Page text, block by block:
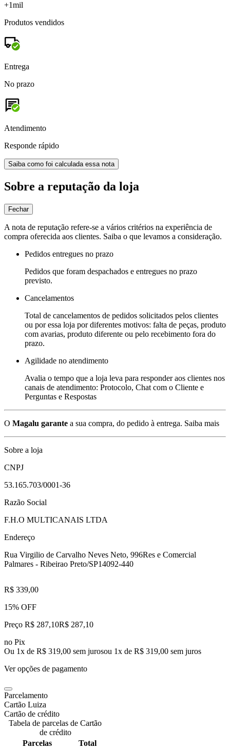
+1mil
Produtos vendidos
Entrega
No prazo
Atendimento
Responde rápido
Saiba como foi calculada essa nota
Sobre a reputação da loja
Fechar
A nota de reputação refere-se a vários critérios na experiência de
compra oferecida aos clientes. Saiba o que levamos a consideração.
Pedidos entregues no prazo
Pedidos que foram despachados e entregues no prazo
previsto.
Cancelamentos
Total de cancelamentos de pedidos solicitados pelos clientes
ou por essa loja por diferentes motivos: falta de peças, produto
com avarias, produto diferente ou pelo recebimento fora do
prazo.
Agilidade no atendimento
Avalia o tempo que a loja leva para responder aos clientes nos
canais de atendimento: Protocolo, Chat com o Cliente e
Perguntas e Respostas
O Magalu garante a sua compra, do pedido à entrega. Saiba mais
Sobre a loja
CNPJ
53.165.703/0001-36
Razão Social
F.H.O MULTICANAIS LTDA
Endereço
Rua Virgilio de Carvalho Neves Neto, 996Res e Comercial
Palmares - Ribeirao Preto/SP14092-440
R$ 339,00
15% OFF
Preço R$ 287,10R$ 287,10
no Pix
Ou 1x de R$ 319,00 sem jurosou 1x de R$ 319,00 sem juros
Ver opções de pagamento
Parcelamento
Cartão Luiza
Cartão de crédito
Tabela de parcelas de Cartão
de crédito
Parcelas
Total